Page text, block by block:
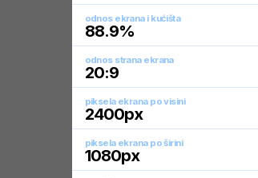
odnos ekrana i kućišta
88.9%
odnos strana ekrana
20:9
piksela ekrana po visini
2400px
piksela ekrana po širini
1080px